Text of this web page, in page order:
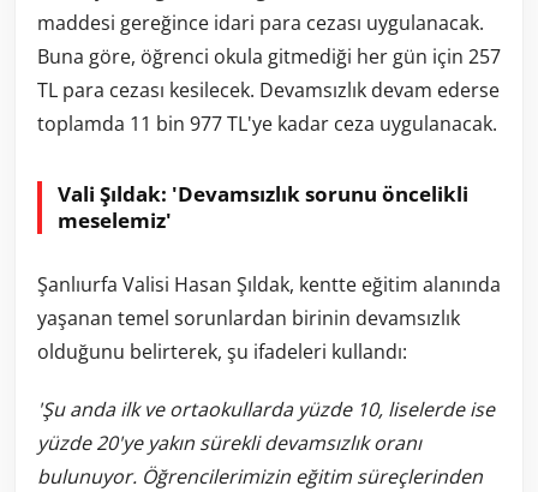
maddesi gereğince idari para cezası uygulanacak.
Buna göre, öğrenci okula gitmediği her gün için 257
TL para cezası kesilecek. Devamsızlık devam ederse
toplamda 11 bin 977 TL'ye kadar ceza uygulanacak.
Vali Şıldak: 'Devamsızlık sorunu öncelikli
meselemiz'
Şanlıurfa Valisi Hasan Şıldak, kentte eğitim alanında
yaşanan temel sorunlardan birinin devamsızlık
olduğunu belirterek, şu ifadeleri kullandı:
'Şu anda ilk ve ortaokullarda yüzde 10, liselerde ise
yüzde 20'ye yakın sürekli devamsızlık oranı
bulunuyor. Öğrencilerimizin eğitim süreçlerinden